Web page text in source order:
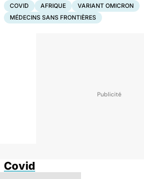
COVID AFRIQUE
VARIANT OMICRON
MÉDECINS SANS FRONTIÈRES
Covid